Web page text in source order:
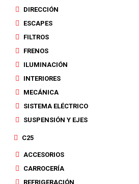
DIRECCIÓN
ESCAPES
FILTROS
FRENOS
ILUMINACIÓN
INTERIORES
MECÁNICA
SISTEMA ELÉCTRICO
SUSPENSIÓN Y EJES
C25
ACCESORIOS
CARROCERÍA
REFRIGERACIÓN